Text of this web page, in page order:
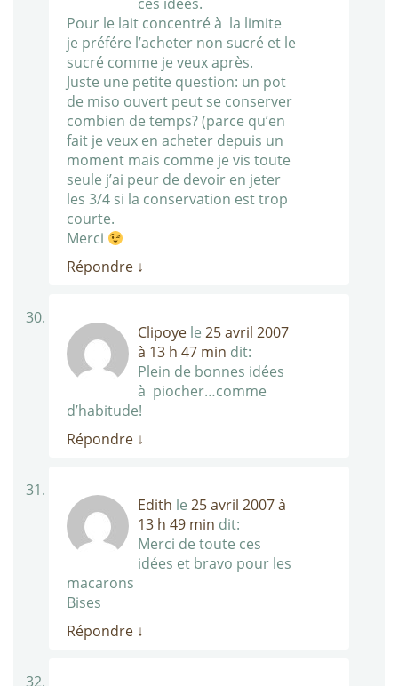
ces idées.
Pour le lait concentré à la limite
je préfére l’acheter non sucré et le
sucré comme je veux après.
Juste une petite question: un pot
de miso ouvert peut se conserver
combien de temps? (parce qu’en
fait je veux en acheter depuis un
moment mais comme je vis toute
seule j’ai peur de devoir en jeter
les 3/4 si la conservation est trop
courte.
Merci
Répondre ↓
Clipoye le 25 avril 2007
à 13 h 47 min dit:
Plein de bonnes idées
à piocher…comme
d’habitude!
Répondre ↓
Edith le 25 avril 2007 à
13 h 49 min dit:
Merci de toute ces
idées et bravo pour les
macarons
Bises
Répondre ↓